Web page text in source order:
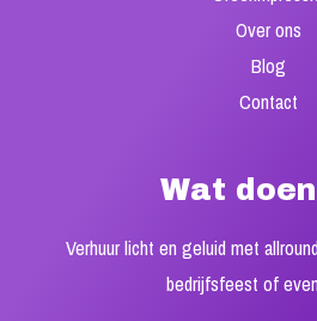
Over ons
Blog
Contact
Wat
Verhuur licht en geluid met
bedrijfsfeest of